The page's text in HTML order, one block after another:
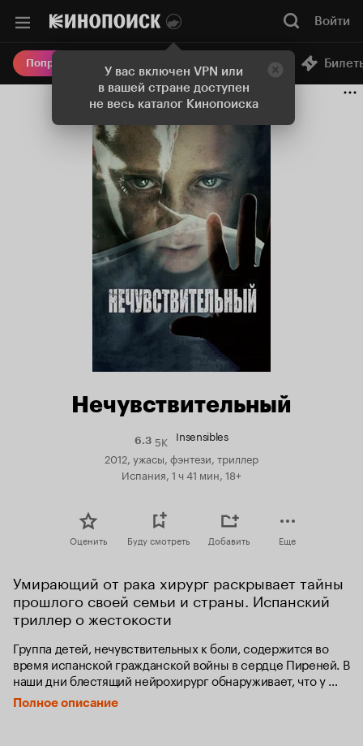
У вас включен VPN или
в вашей стране доступен
не весь каталог Кинопоиска
Войти
Попробовать Плюс Онлайн-кинотеатр
Нечувствительный
6.3Рейтинг
Кинопоиска
5K Insensibles
2012, ужасы, фэнтези, триллер
Испания, 1 ч 41 мин, 18+
Оценить Буду смотреть Добавить Еще
Умирающий от рака хирург раскрывает тайны
прошлого своей семьи и страны. Испанский
триллер о жестокости
Группа детей, нечувствительных к боли, содержится во
время испанской гражданской войны в сердце Пиреней. В
наши дни блестящий нейрохирург обнаруживает, что у
него опухоль и отправляется на поиски биологических
родителей, чтобы получить костный мозг для пересадки.
Полное описание